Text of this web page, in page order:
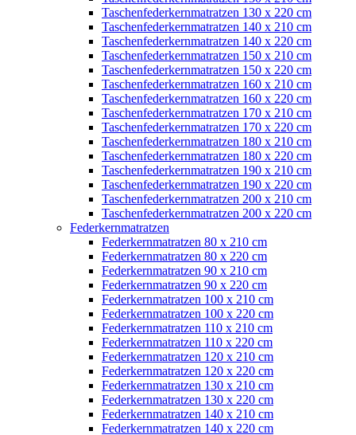
Taschenfederkernmatratzen 130 x 220 cm
Taschenfederkernmatratzen 140 x 210 cm
Taschenfederkernmatratzen 140 x 220 cm
Taschenfederkernmatratzen 150 x 210 cm
Taschenfederkernmatratzen 150 x 220 cm
Taschenfederkernmatratzen 160 x 210 cm
Taschenfederkernmatratzen 160 x 220 cm
Taschenfederkernmatratzen 170 x 210 cm
Taschenfederkernmatratzen 170 x 220 cm
Taschenfederkernmatratzen 180 x 210 cm
Taschenfederkernmatratzen 180 x 220 cm
Taschenfederkernmatratzen 190 x 210 cm
Taschenfederkernmatratzen 190 x 220 cm
Taschenfederkernmatratzen 200 x 210 cm
Taschenfederkernmatratzen 200 x 220 cm
Federkernmatratzen
Federkernmatratzen 80 x 210 cm
Federkernmatratzen 80 x 220 cm
Federkernmatratzen 90 x 210 cm
Federkernmatratzen 90 x 220 cm
Federkernmatratzen 100 x 210 cm
Federkernmatratzen 100 x 220 cm
Federkernmatratzen 110 x 210 cm
Federkernmatratzen 110 x 220 cm
Federkernmatratzen 120 x 210 cm
Federkernmatratzen 120 x 220 cm
Federkernmatratzen 130 x 210 cm
Federkernmatratzen 130 x 220 cm
Federkernmatratzen 140 x 210 cm
Federkernmatratzen 140 x 220 cm